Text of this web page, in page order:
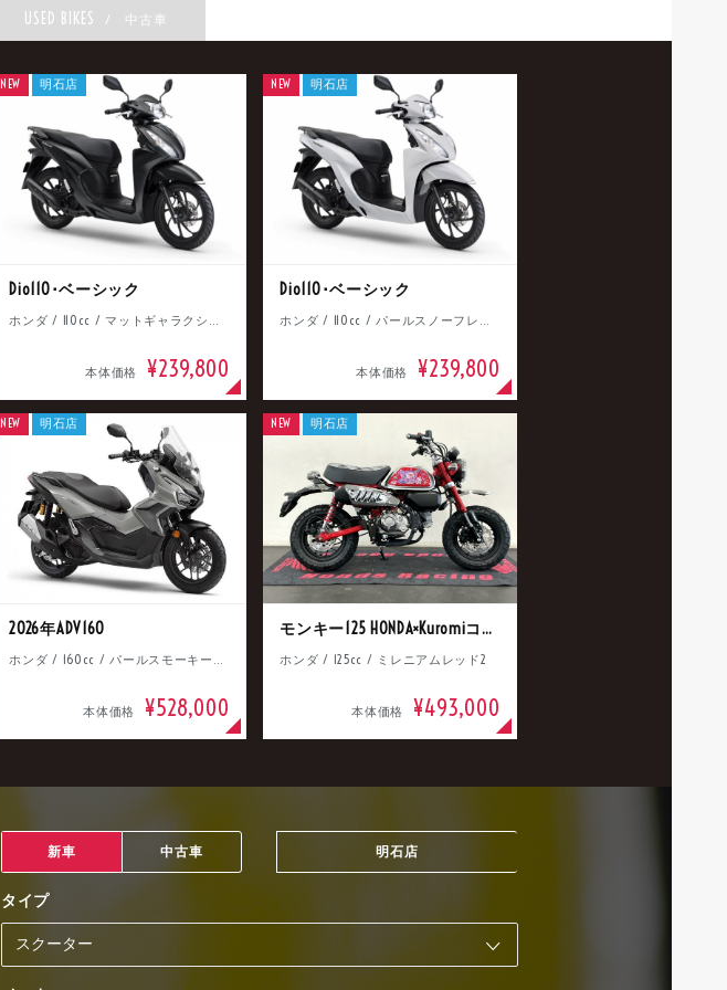
USED BIKES / 中古車
Dio110･ベーシック
ホンダ / 110cc / マットギャラクシーブラックメタリック
本体価格 ¥239,800
NEW 明石店
Dio110･ベーシック
ホンダ / 110cc / パールスノーフレークホワイト
本体価格 ¥239,800
NEW 明石店
2026年ADV160
ホンダ / 160cc / パールスモーキーグレー
本体価格 ¥528,000
NEW 明石店
モンキー125 HONDA×Kuromiコラボ
ホンダ / 125cc / ミレニアムレッド2
本体価格 ¥493,000
NEW 明石店
新車 中古車 明石店
タイプ